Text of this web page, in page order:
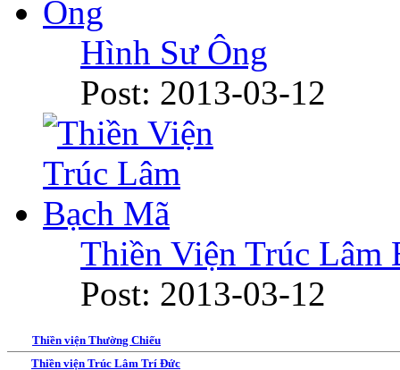
Hình Sư Ông
Post: 2013-03-12
Thiền Viện Trúc Lâm
Post: 2013-03-12
Thiền viện Thường Chiếu
Thiền viện Trúc Lâm Trí Đức